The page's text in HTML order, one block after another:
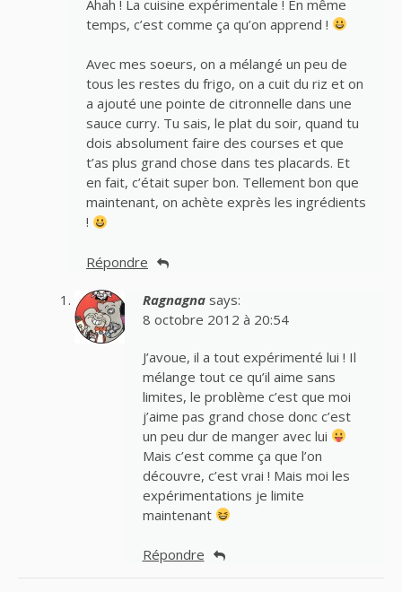
Ahah ! La cuisine expérimentale ! En même
temps, c’est comme ça qu’on apprend !
Avec mes soeurs, on a mélangé un peu de
tous les restes du frigo, on a cuit du riz et on
a ajouté une pointe de citronnelle dans une
sauce curry. Tu sais, le plat du soir, quand tu
dois absolument faire des courses et que
t’as plus grand chose dans tes placards. Et
en fait, c’était super bon. Tellement bon que
maintenant, on achète exprès les ingrédients
!
Répondre
Ragnagna says:
8 octobre 2012 à 20:54
J’avoue, il a tout expérimenté lui ! Il
mélange tout ce qu’il aime sans
limites, le problème c’est que moi
j’aime pas grand chose donc c’est
un peu dur de manger avec lui
Mais c’est comme ça que l’on
découvre, c’est vrai ! Mais moi les
expérimentations je limite
maintenant
Répondre